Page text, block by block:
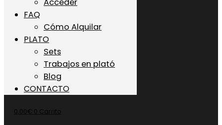
FAQ
Cómo Alquilar
PLATO
Sets
Trabajos en plató
Blog
CONTACTO
0,00€ 0 Carrito